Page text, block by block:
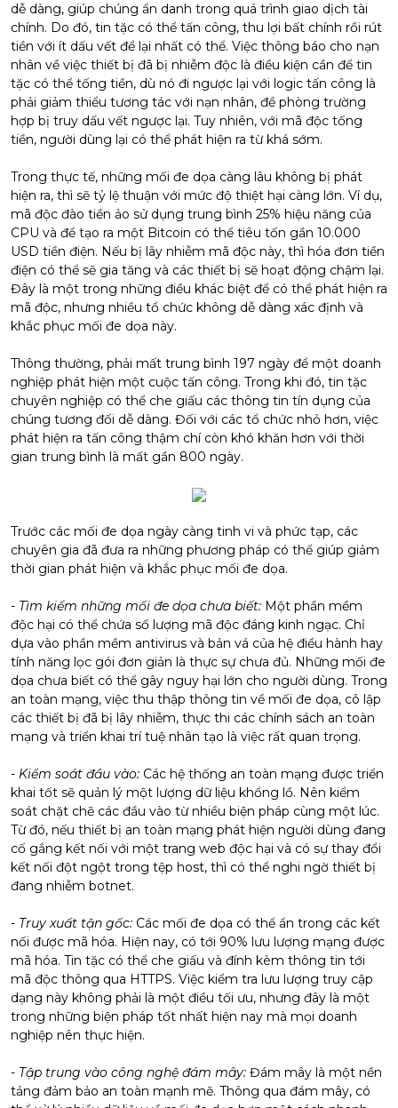
dễ dàng, giúp chúng ẩn danh trong quá trình giao dịch tài
chính. Do đó, tin tặc có thể tấn công, thu lợi bất chính rồi rút
tiền với ít dấu vết để lại nhất có thể. Việc thông báo cho nạn
nhân về việc thiết bị đã bị nhiễm độc là điều kiện cần để tin
tặc có thể tống tiền, dù nó đi ngược lại với logic tấn công là
phải giảm thiểu tương tác với nạn nhân, đề phòng trường
hợp bị truy dấu vết ngược lại. Tuy nhiên, với mã độc tống
tiền, người dùng lại có thể phát hiện ra từ khá sớm.
Trong thực tế, những mối đe dọa càng lâu không bị phát
hiện ra, thì sẽ tỷ lệ thuận với mức độ thiệt hại càng lớn. Ví dụ,
mã độc đào tiền ảo sử dụng trung bình 25% hiệu năng của
CPU và để tạo ra một Bitcoin có thể tiêu tốn gần 10.000
USD tiền điện. Nếu bị lây nhiễm mã độc này, thì hóa đơn tiền
điện có thể sẽ gia tăng và các thiết bị sẽ hoạt động chậm lại.
Đây là một trong những điều khác biệt để có thể phát hiện ra
mã độc, nhưng nhiều tổ chức không dễ dàng xác định và
khắc phục mối đe dọa này.
Thông thường, phải mất trung bình 197 ngày để một doanh
nghiệp phát hiện một cuộc tấn công. Trong khi đó, tin tặc
chuyên nghiệp có thể che giấu các thông tin tín dụng của
chúng tương đối dễ dàng. Đối với các tổ chức nhỏ hơn, việc
phát hiện ra tấn công thậm chí còn khó khăn hơn với thời
gian trung bình là mất gần 800 ngày.
Trước các mối đe dọa ngày càng tinh vi và phức tạp, các
chuyên gia đã đưa ra những phương pháp có thể giúp giảm
thời gian phát hiện và khắc phục mối đe dọa.
- Tìm kiếm những mối đe dọa chưa biết: Một phần mềm
độc hại có thể chứa số lượng mã độc đáng kinh ngạc. Chỉ
dựa vào phần mềm antivirus và bản vá của hệ điều hành hay
tính năng lọc gói đơn giản là thực sự chưa đủ. Những mối đe
dọa chưa biết có thể gây nguy hại lớn cho người dùng. Trong
an toàn mạng, việc thu thập thông tin về mối đe dọa, cô lập
các thiết bị đã bị lây nhiễm, thực thi các chính sách an toàn
mạng và triển khai trí tuệ nhân tạo là việc rất quan trọng.
- Kiểm soát đầu vào: Các hệ thống an toàn mạng được triển
khai tốt sẽ quản lý một lượng dữ liệu khổng lồ. Nên kiểm
soát chặt chẽ các đầu vào từ nhiều biện pháp cùng một lúc.
Từ đó, nếu thiết bị an toàn mạng phát hiện người dùng đang
cố gắng kết nối với một trang web độc hại và có sự thay đổi
kết nối đột ngột trong tệp host, thì có thể nghi ngờ thiết bị
đang nhiễm botnet.
- Truy xuất tận gốc: Các mối đe dọa có thể ẩn trong các kết
nối được mã hóa. Hiện nay, có tới 90% lưu lượng mạng được
mã hóa. Tin tặc có thể che giấu và đính kèm thông tin tới
mã độc thông qua HTTPS. Việc kiểm tra lưu lượng truy cập
dạng này không phải là một điều tối ưu, nhưng đây là một
trong những biện pháp tốt nhất hiện nay mà mọi doanh
nghiệp nên thực hiện.
- Tập trung vào công nghệ đám mây: Đám mây là một nền
tảng đảm bảo an toàn mạnh mẽ. Thông qua đám mây, có